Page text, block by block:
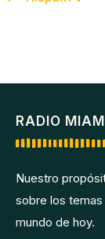
RADIO
Nuestro
sobre los
mundo de hoy.